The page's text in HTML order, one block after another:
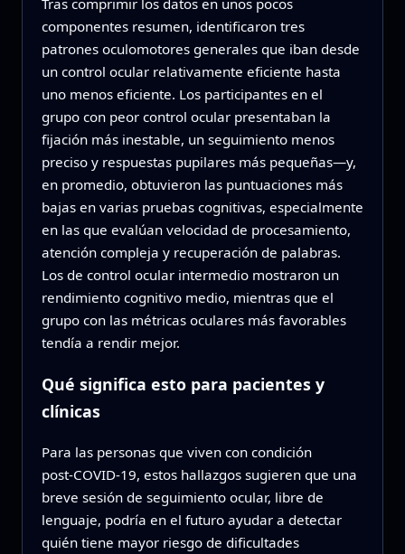
Tras comprimir los datos en unos pocos
componentes resumen, identificaron tres
patrones oculomotores generales que iban desde
un control ocular relativamente eficiente hasta
uno menos eficiente. Los participantes en el
grupo con peor control ocular presentaban la
fijación más inestable, un seguimiento menos
preciso y respuestas pupilares más pequeñas—y,
en promedio, obtuvieron las puntuaciones más
bajas en varias pruebas cognitivas, especialmente
en las que evalúan velocidad de procesamiento,
atención compleja y recuperación de palabras.
Los de control ocular intermedio mostraron un
rendimiento cognitivo medio, mientras que el
grupo con las métricas oculares más favorables
tendía a rendir mejor.
Qué significa esto para pacientes y
clínicas
Para las personas que viven con condición
post‑COVID‑19, estos hallazgos sugieren que una
breve sesión de seguimiento ocular, libre de
lenguaje, podría en el futuro ayudar a detectar
quién tiene mayor riesgo de dificultades